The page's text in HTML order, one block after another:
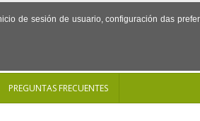
de sesión de usuario, configuración das
PREGUNTAS FRECUENTES